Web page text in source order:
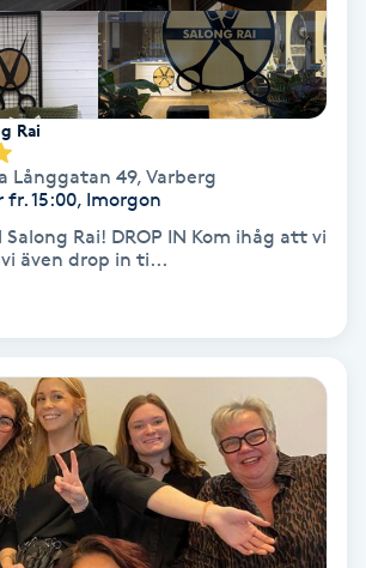
Rai
Långgatan 49, Varberg
fr. 15:00, Imorgon
IN Kom ihåg att vi
även drop in ti...